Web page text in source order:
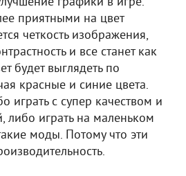
приятными на цвет
четкость изображения,
и все станет как
будет выглядеть по
красные и синие цвета.
играть с супер качеством и
либо играть на маленьком
моды. Потому что эти